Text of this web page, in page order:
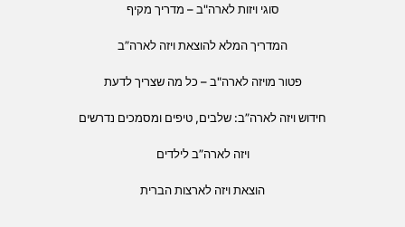
סוגי ויזות לארה"ב – מדריך מקיף
המדריך המלא להוצאת ויזה לארה”ב
פטור מויזה לארה"ב – כל מה שצריך לדעת
חידוש ויזה לארה”ב: שלבים, טיפים ומסמכים נדרשים
ויזה לארה”ב לילדים
הוצאת ויזה לארצות הברית